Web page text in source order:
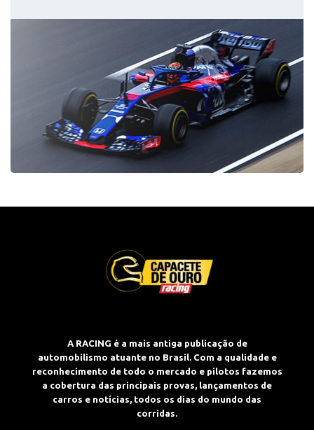
A RACING é a mais antiga publicação de
automobilismo atuante no Brasil. Com a qualidade e
reconhecimento de todo o mercado e pilotos fazemos
a cobertura das principais provas, lançamentos de
carros e notícias, todos os dias do mundo das
corridas.